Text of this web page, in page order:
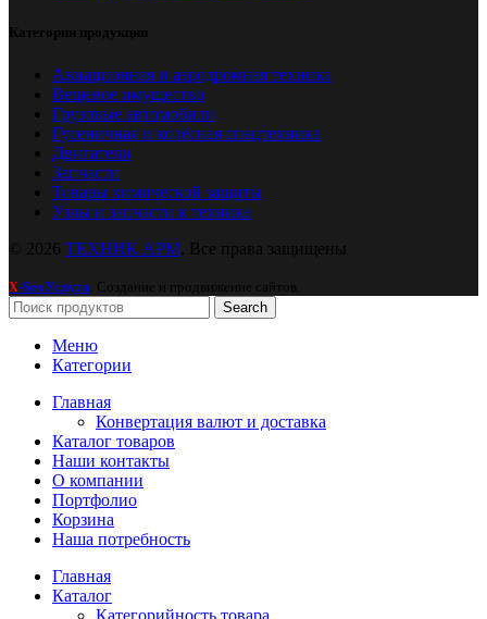
Категории продукции
Авиационная и аэродромная техника
Вещевое имущество
Грузовые автомобили
Гусеничная и колёсная спецтехника
Двигатели
Запчасти
Товары химической защиты
Узлы и запчасти к технике
© 2026 ТЕХНИК АРМ . Все права защищены
X-SeoУслуга . Создание и продвижение сайтов.
Search
Меню
Категории
Главная
Конвертация валют и доставка
Каталог товаров
Наши контакты
О компании
Портфолио
Корзина
Наша потребность
Главная
Каталог
Категорийность товара